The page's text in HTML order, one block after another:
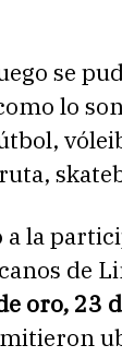
se
lo
la
de
oro, 23